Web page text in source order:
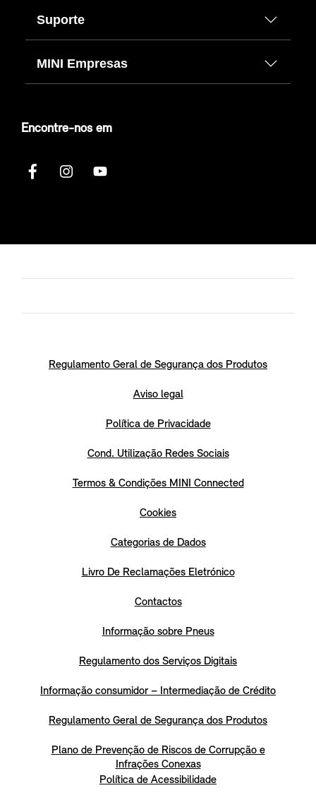
Suporte
MINI Empresas
Encontre-nos em
Regulamento Geral de Segurança dos Produtos
Aviso legal
Política de Privacidade
Cond. Utilização Redes Sociais
Termos & Condições MINI Connected
Cookies
Categorias de Dados
Livro De Reclamações Eletrónico
Contactos
Informação sobre Pneus
Regulamento dos Serviços Digitais
Informação consumidor – Intermediação de Crédito
Regulamento Geral de Segurança dos Produtos
Plano de Prevenção de Riscos de Corrupção e
Infrações Conexas
Política de Acessibilidade